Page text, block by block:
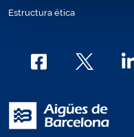
Estructura ética